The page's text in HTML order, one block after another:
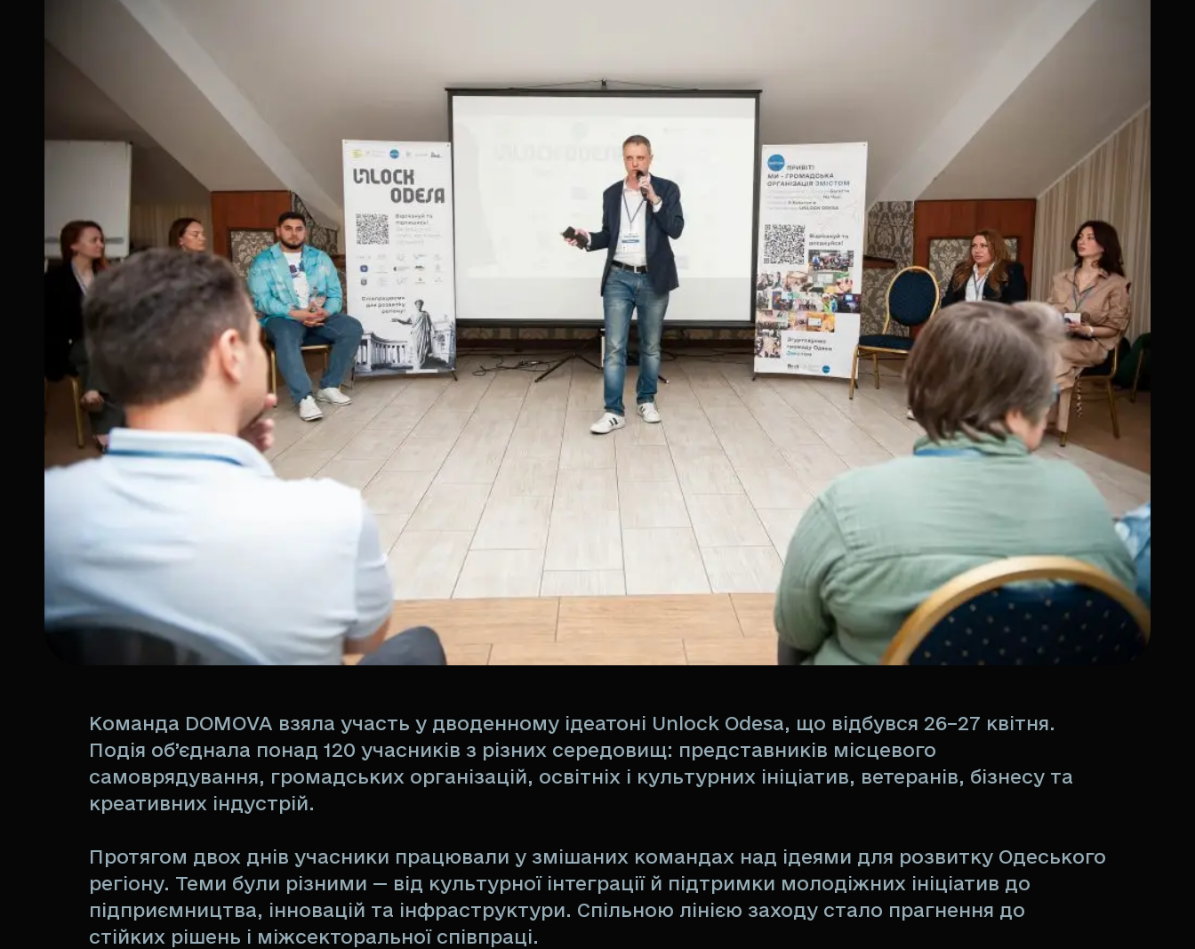
Команда DOMOVA взяла участь у дводенному ідеатоні Unlock Odesa, що відбувся 26–27 квітня.
Подія об’єднала понад 120 учасників з різних середовищ: представників місцевого
самоврядування, громадських організацій, освітніх і культурних ініціатив, ветеранів, бізнесу та
креативних індустрій.
Протягом двох днів учасники працювали у змішаних командах над ідеями для розвитку Одеського
регіону. Теми були різними — від культурної інтеграції й підтримки молодіжних ініціатив до
підприємництва, інновацій та інфраструктури. Спільною лінією заходу стало прагнення до
стійких рішень і міжсекторальної співпраці.